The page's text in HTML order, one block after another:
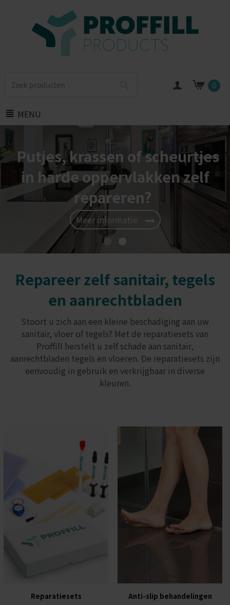
0
MENU
Putjes, krassen of scheurtjes
in harde oppervlakken zelf
repareren?
Meer informatie
Repareer zelf sanitair, tegels
en aanrechtbladen
Stoort u zich aan een kleine beschadiging aan uw
sanitair, vloer of tegels? Met de reparatiesets van
Proffill herstelt u zelf schade aan sanitair,
aanrechtbladen tegels en vloeren. De reparatiesets zijn
eenvoudig in gebruik en verkrijgbaar in diverse
kleuren.
Reparatiesets Anti-slip behandelingen